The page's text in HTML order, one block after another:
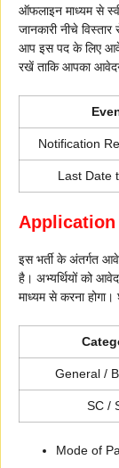
ऑफलाइन माध्यम से
जानकारी नीचे
आप इस पद के लिए
रखें ताकि आपका
Notification
Last Date
Application
इस भर्ती के अंतर्गत
है। अभ्यर्थियों को
माध्यम से करना
General /
SC /
Mode of